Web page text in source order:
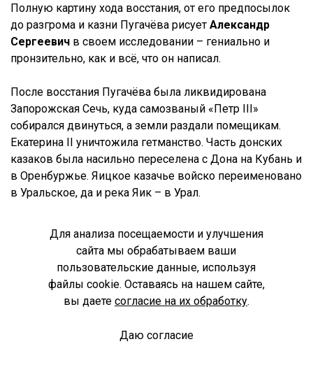
Полную картину хода восстания, от его предпосылок
до разгрома и казни Пугачёва рисует Александр
Сергеевич в своем исследовании – гениально и
пронзительно, как и всё, что он написал.
После восстания Пугачёва была ликвидирована
Запорожская Сечь, куда самозваный «Петр III»
собирался двинуться, а земли раздали помещикам.
Екатерина II уничтожила гетманство. Часть донских
казаков была насильно переселена с Дона на Кубань и
в Оренбуржье. Яицкое казачье войско переименовано
в Уральское, да и река Яик – в Урал.
Сами казаки все больше превращались в воинское
сословие на службе у государства. И в этом качестве
в XIX веке они внесли свой огромный вклад в победу
в Отечественной войне 1812 года, героически
сражались в русско-турецких войнах. Одной из
интереснейших личностей этого века является атаман
Для анализа посещаемости и улучшения
сайта мы обрабатываем ваши
пользовательские данные, используя
файлы cookie. Оставаясь на нашем сайте,
вы даете согласие на их обработку.
Даю согласие